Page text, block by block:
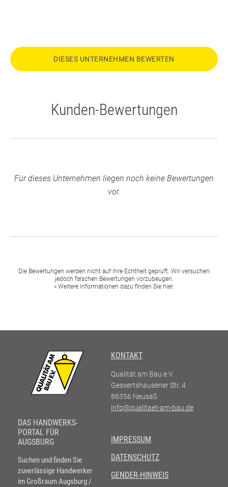
DIESES UNTERNEHMEN BEWERTEN
Kunden-Bewertungen
Für dieses Unternehmen liegen noch keine Bewertungen
vor.
Die Bewertungen werden nicht auf ihre Echtheit geprüft. Wir versuchen
jedoch falschen Bewertungen vorzubeugen.
» Weitere Informationen dazu finden Sie hier.
DAS HANDWERKS-
PORTAL FÜR
AUGSBURG
Suchen und finden Sie
zuverlässige Handwerker
im Großraum Augsburg /
KONTAKT
Qualität am Bau e.V.
Gessertshausener Str. 4
86356 Neusäß
info@qualitaet-am-bau.de
IMPRESSUM
DATENSCHUTZ
GENDER-HINWEIS